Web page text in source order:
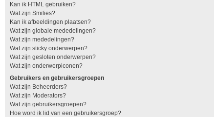
Kan ik HTML gebruiken?
Wat zijn Smilies?
Kan ik afbeeldingen plaatsen?
Wat zijn globale mededelingen?
Wat zijn mededelingen?
Wat zijn sticky onderwerpen?
Wat zijn gesloten onderwerpen?
Wat zijn onderwerpiconen?
Gebruikers en gebruikersgroepen
Wat zijn Beheerders?
Wat zijn Moderators?
Wat zijn gebruikersgroepen?
Hoe word ik lid van een gebruikersgroep?